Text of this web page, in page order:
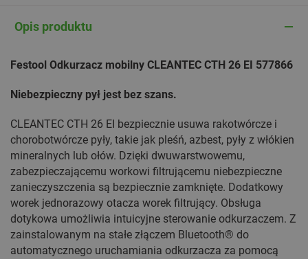
Opis produktu
Festool Odkurzacz mobilny CLEANTEC CTH 26 EI 577866
Niebezpieczny pył jest bez szans.
CLEANTEC CTH 26 EI bezpiecznie usuwa rakotwórcze i
chorobotwórcze pyły, takie jak pleśń, azbest, pyły z włókien
mineralnych lub ołów. Dzięki dwuwarstwowemu,
zabezpieczającemu workowi filtrującemu niebezpieczne
zanieczyszczenia są bezpiecznie zamknięte. Dodatkowy
worek jednorazowy otacza worek filtrujący. Obsługa
dotykowa umożliwia intuicyjne sterowanie odkurzaczem. Z
zainstalowanym na stałe złączem Bluetooth® do
automatycznego uruchamiania odkurzacza za pomocą